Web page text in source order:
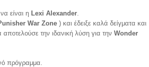
είναι η Lexi Alexander
War Zone ) και έδειξε καλά δείγματα και
αποτελούσε την ιδανική λύση για την Wonder
πρόγραμμα.